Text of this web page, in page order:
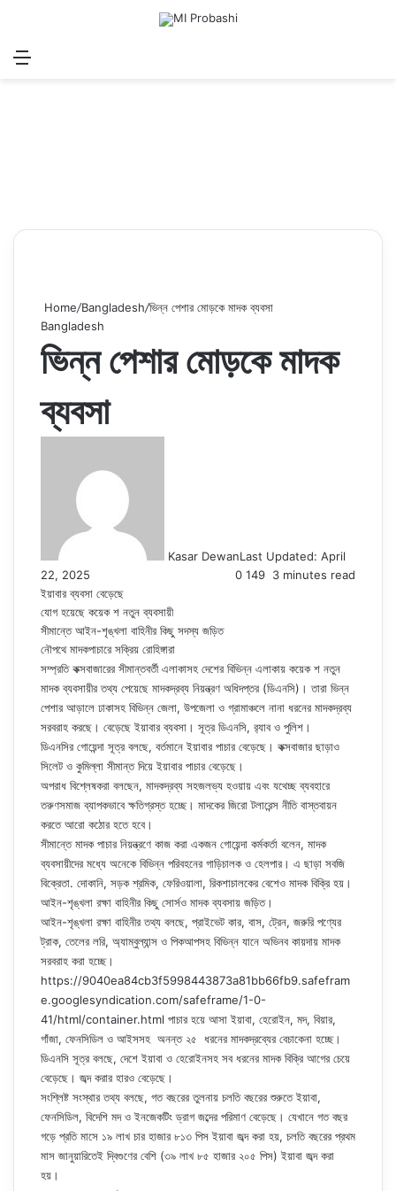
Menu
Home/Bangladesh/ভিন্ন পেশার মোড়কে মাদক ব্যবসা
Bangladesh
ভিন্ন পেশার মোড়কে মাদক
ব্যবসা
Kasar DewanLast Updated: April
22, 2025
0 149 3 minutes read
ইয়াবার ব্যবসা বেড়েছে
যোগ হয়েছে কয়েক শ নতুন ব্যবসায়ী
সীমান্তে আইন-শৃঙ্খলা বাহিনীর কিছু সদস্য জড়িত
নৌপথে মাদকপাচারে সক্রিয় রোহিঙ্গারা
সম্প্রতি কক্সবাজারের সীমান্তবর্তী এলাকাসহ দেশের বিভিন্ন এলাকায় কয়েক শ নতুন
মাদক ব্যবসায়ীর তথ্য পেয়েছে মাদকদ্রব্য নিয়ন্ত্রণ অধিদপ্তর (ডিএনসি)। তারা ভিন্ন
পেশার আড়ালে ঢাকাসহ বিভিন্ন জেলা, উপজেলা ও গ্রামাঞ্চলে নানা ধরনের মাদকদ্রব্য
সরবরাহ করছে। বেড়েছে ইয়াবার ব্যবসা। সূত্র ডিএনসি, র‌্যাব ও পুলিশ।
ডিএনসির গোয়েন্দা সূত্র বলছে, বর্তমানে ইয়াবার পাচার বেড়েছে। কক্সবাজার ছাড়াও
সিলেট ও কুমিল্লা সীমান্ত দিয়ে ইয়াবার পাচার বেড়েছে।
অপরাধ বিশ্লেষকরা বলছেন, মাদকদ্রব্য সহজলভ্য হওয়ায় এবং যথেচ্ছ ব্যবহারে
তরুণসমাজ ব্যাপকভাবে ক্ষতিগ্রস্ত হচ্ছে। মাদকের জিরো টলারেন্স নীতি বাস্তবায়ন
করতে আরো কঠোর হতে হবে।
সীমান্তে মাদক পাচার নিয়ন্ত্রণে কাজ করা একজন গোয়েন্দা কর্মকর্তা বলেন, মাদক
ব্যবসায়ীদের মধ্যে অনেকে বিভিন্ন পরিবহনের গাড়িচালক ও হেলপার। এ ছাড়া সবজি
বিক্রেতা. দোকানি, সড়ক শ্রমিক, ফেরিওয়ালা, রিকশাচালকের বেশেও মাদক বিক্রি হয়।
আইন-শৃঙ্খলা রক্ষা বাহিনীর কিছু সোর্সও মাদক ব্যবসায় জড়িত।
আইন-শৃঙ্খলা রক্ষা বাহিনীর তথ্য বলছে, প্রাইভেট কার, বাস, ট্রেন, জরুরি পণ্যের
ট্রাক, তেলের লরি, অ্যাম্বুল্যান্স ও পিকআপসহ বিভিন্ন যানে অভিনব কায়দায় মাদক
সরবরাহ করা হচ্ছে।
https://9040ea84cb3f5998443873a81bb66fb9.safefram
e.googlesyndication.com/safeframe/1-0-
41/html/container.html পাচার হয়ে আসা ইয়াবা, হেরোইন, মদ, বিয়ার,
গাঁজা, ফেনসিডিল ও আইসসহ অনন্ত ২৫ ধরনের মাদকদ্রব্যের বেচাকেনা হচ্ছে।
ডিএনসি সূত্র বলছে, দেশে ইয়াবা ও হেরোইনসহ সব ধরনের মাদক বিক্রি আগের চেয়ে
বেড়েছে। জব্দ করার হারও বেড়েছে।
সংশ্লিষ্ট সংস্থার তথ্য বলছে, গত বছরের তুলনায় চলতি বছরের শুরুতে ইয়াবা,
ফেনসিডিল, বিদেশি মদ ও ইনজেকটিং ড্রাগ জব্দের পরিমাণ বেড়েছে। যেখানে গত বছর
গড়ে প্রতি মাসে ১৯ লাখ চার হাজার ৮১৩ পিস ইয়াবা জব্দ করা হয়, চলতি বছরের প্রথম
মাস জানুয়ারিতেই দ্বিগুণের বেশি (৩৯ লাখ ৮৫ হাজার ২০৫ পিস) ইয়াবা জব্দ করা
হয়।